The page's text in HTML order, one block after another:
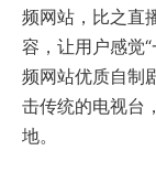
频网站，比之直
容，让用户感觉
频网站优质自制
击传统的电视台
地。